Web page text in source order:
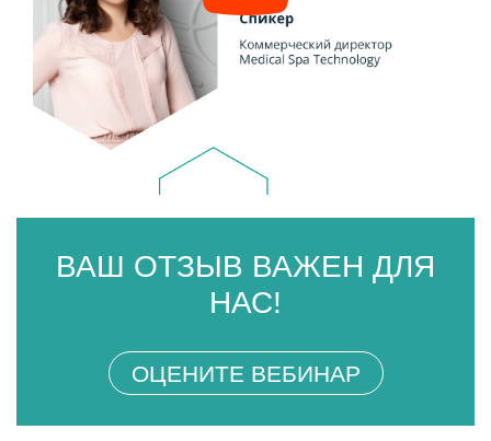
ВАШ ОТЗЫВ ВАЖЕН ДЛЯ
НАС!
ОЦЕНИТЕ ВЕБИНАР